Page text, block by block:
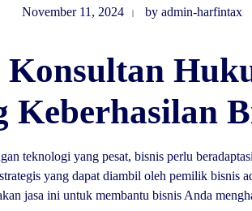
November 11, 2024 by admin-harfintax
Konsultan
Keberhasilan
teknologi yang pesat, bisnis perlu
yang dapat diambil oleh pemilik bisnis
jasa ini untuk membantu bisnis Anda